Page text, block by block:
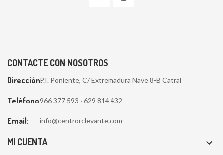
CONTACTE CON NOSOTROS
Dirección:P.I. Poniente, C/ Extremadura Nave 8-B Catral
Teléfono:966 377 593 · 629 814 432
Email: info@centrorclevante.com
MI CUENTA 